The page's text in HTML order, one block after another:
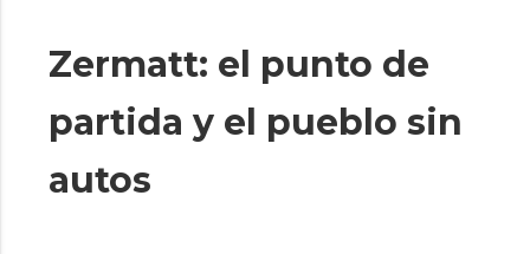
Zermatt: el punto de
partida y el pueblo sin
autos